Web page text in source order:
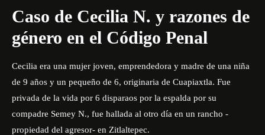
Caso de Cecilia N. y razones de
género en el Código Penal
Cecilia era una mujer joven, emprendedora y madre de una niña
de 9 años y un pequeño de 6, originaria de Cuapiaxtla. Fue
privada de la vida por 6 disparaos por la espalda por su
compadre Semey N., fue hallada al otro día en un rancho -
propiedad del agresor- en Zitlaltepec.